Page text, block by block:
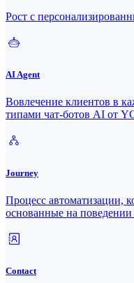
Рост с
AI Agent
Вовлечение клиентов в
типами чат-ботов AI от
Journey
Процесс автоматизации,
основанные на поведении
Contact